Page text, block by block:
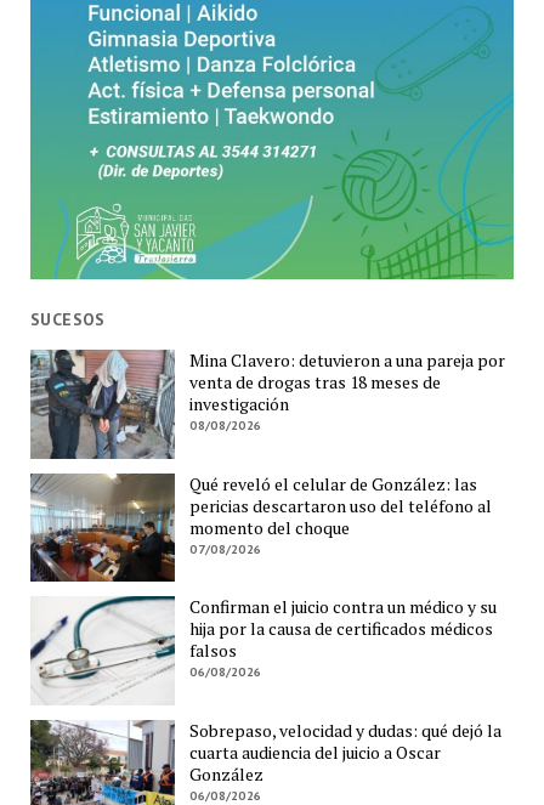
SUCESOS
Mina Clavero: detuvieron a una pareja por
venta de drogas tras 18 meses de
investigación
08/08/2026
Qué reveló el celular de González: las
pericias descartaron uso del teléfono al
momento del choque
07/08/2026
Confirman el juicio contra un médico y su
hija por la causa de certificados médicos
falsos
06/08/2026
Sobrepaso, velocidad y dudas: qué dejó la
cuarta audiencia del juicio a Oscar
González
06/08/2026